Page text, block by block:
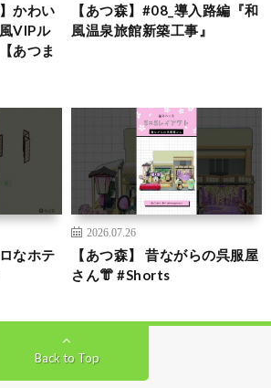
かわい
VIPル
あつま
【あつ森】#08_導入路編『和
風温泉旅館新築工事』
なホテ
2026.07.26
【あつ森】 昔ながらの呉服屋
さん👘 #Shorts
Back to Top